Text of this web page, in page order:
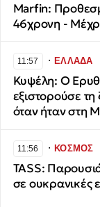
Marfin:
46χρονη -
11:57 ∙ΕΛΛΑΔΑ
Κυψέλη: Ο
εξιστορούσε τη
όταν ήταν στη
11:56 ∙ΚΟΣΜΟΣ
TASS:
σε ουκρανικές